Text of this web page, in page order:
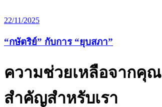
22/11/2025
“กษัตริย์” กับการ “ยุบสภา”
ความช่วยเหลือจากคุณ
สำคัญสำหรับเรา